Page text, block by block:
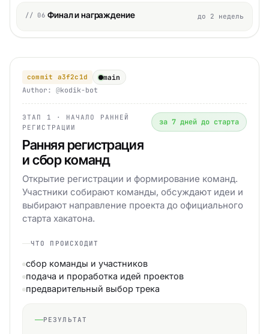
// 06 Финал и награждение до 2 недель
commit a3f2c1d
main
Author: @kodik-bot
ЭТАП 1
· НАЧАЛО РАННЕЙ
РЕГИСТРАЦИИ
Ранняя регистрация
и сбор команд
за 7 дней до старта
Открытие регистрации и формирование команд.
Участники собирают команды, обсуждают идеи и
выбирают направление проекта до официального
старта хакатона.
ЧТО ПРОИСХОДИТ
сбор команды и участников
подача и проработка идей проектов
предварительный выбор трека
РЕЗУЛЬТАТ